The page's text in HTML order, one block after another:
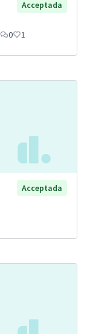
Acceptada
0 1
Acceptada